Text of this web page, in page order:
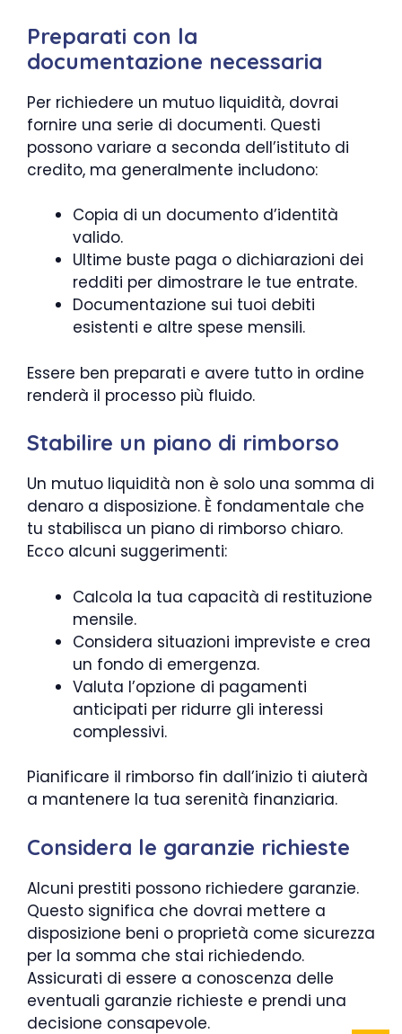
Preparati con la
documentazione necessaria
Per richiedere un mutuo liquidità, dovrai
fornire una serie di documenti. Questi
possono variare a seconda dell’istituto di
credito, ma generalmente includono:
Copia di un documento d’identità
valido.
Ultime buste paga o dichiarazioni dei
redditi per dimostrare le tue entrate.
Documentazione sui tuoi debiti
esistenti e altre spese mensili.
Essere ben preparati e avere tutto in ordine
renderà il processo più fluido.
Stabilire un piano di rimborso
Un mutuo liquidità non è solo una somma di
denaro a disposizione. È fondamentale che
tu stabilisca un piano di rimborso chiaro.
Ecco alcuni suggerimenti:
Calcola la tua capacità di restituzione
mensile.
Considera situazioni impreviste e crea
un fondo di emergenza.
Valuta l’opzione di pagamenti
anticipati per ridurre gli interessi
complessivi.
Pianificare il rimborso fin dall’inizio ti aiuterà
a mantenere la tua serenità finanziaria.
Considera le garanzie richieste
Alcuni prestiti possono richiedere garanzie.
Questo significa che dovrai mettere a
disposizione beni o proprietà come sicurezza
per la somma che stai richiedendo.
Assicurati di essere a conoscenza delle
eventuali garanzie richieste e prendi una
decisione consapevole.